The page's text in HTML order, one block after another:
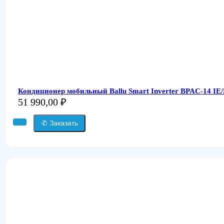
Кондиционер мобильный Ballu Smart Inverter BPAC-14 IE/
51 990,00 ₽
✆ Заказать